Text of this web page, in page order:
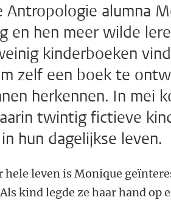
Antropologie alumna
en hen meer wilde
kinderboeken
zelf een boek te
herkennen. In mei
twintig fictieve
hun dagelijkse leven.
hele leven is Monique
kind legde ze haar hand op